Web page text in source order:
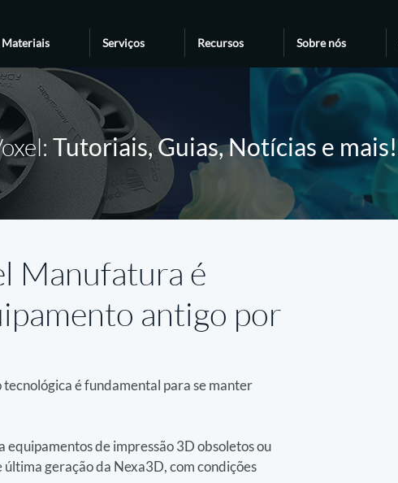
Materiais Serviços Recursos Sobre nós
Tutoriais, Guias, Notícias e mais!
Manufatura é
antigo por
é fundamental para se manter
de impressão 3D obsoletos ou
geração da Nexa3D, com condições